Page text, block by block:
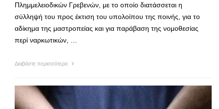
Πλημμελειοδικών Γρεβενών, με το οποίο διατάσσεται η
σύλληψή του προς έκτιση του υπολοίπου της ποινής, για το
αδίκημα της μαστροπείας και για παράβαση της νομοθεσίας
περί ναρκωτικών, …
Διαβάστε περισσότερα